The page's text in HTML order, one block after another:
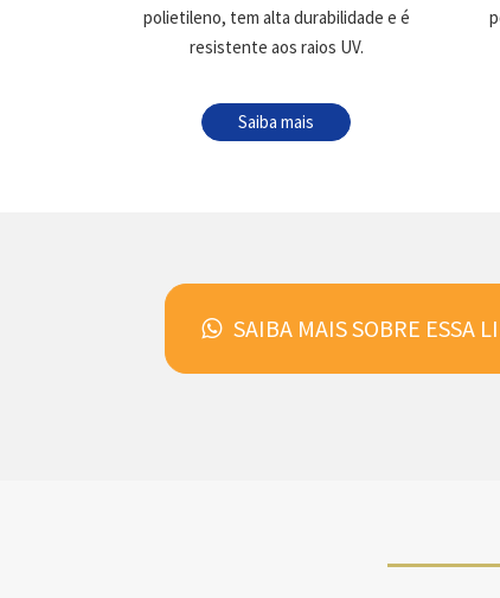
polietileno, tem alta durabilidade e é
resistente aos raios UV.
Saiba mais
SAIBA MAIS SOBRE ESSA